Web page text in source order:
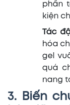
phần
kiện
Tác
hóa
gel
quá
nang
3. Biến